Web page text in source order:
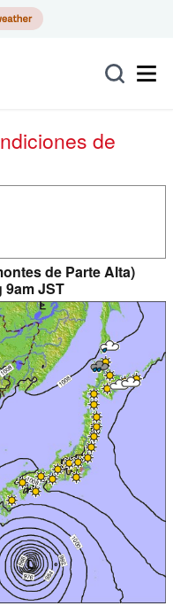
de Parte Alta)
JST